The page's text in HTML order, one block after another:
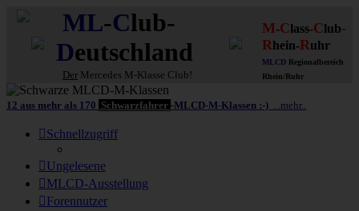
ML-Club-
Deutschland
Der Mercedes M-Klasse Club!
M-Class-Club-
Rhein-Ruhr
MLCD Regionalbereich
Rhein/Ruhr
12 aus mehr als 170 Schwarzfahrer -MLCD-M-Klassen :-) ...mehr..
Schnellzugriff
Ungelesene
MLCD-Ausstellung
Forennutzer